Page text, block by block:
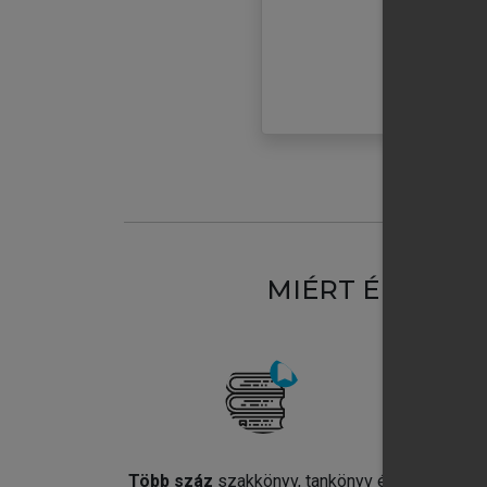
MIÉRT
Több száz szakkönyv, tankönyv és